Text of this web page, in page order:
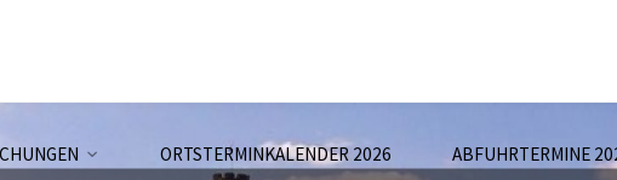
ORTSTERMINKALENDER 2026 ABFUHRTERMINE